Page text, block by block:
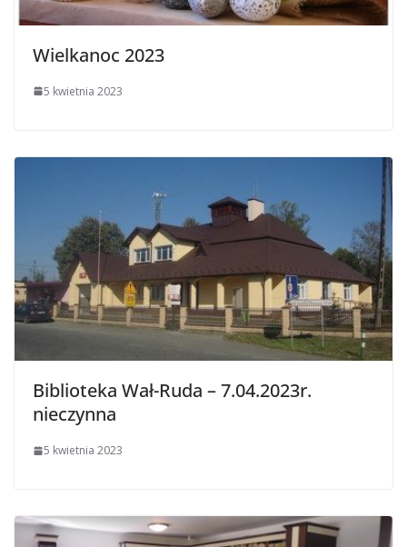
Wielkanoc 2023
5 kwietnia 2023
Biblioteka Wał-Ruda – 7.04.2023r.
nieczynna
5 kwietnia 2023